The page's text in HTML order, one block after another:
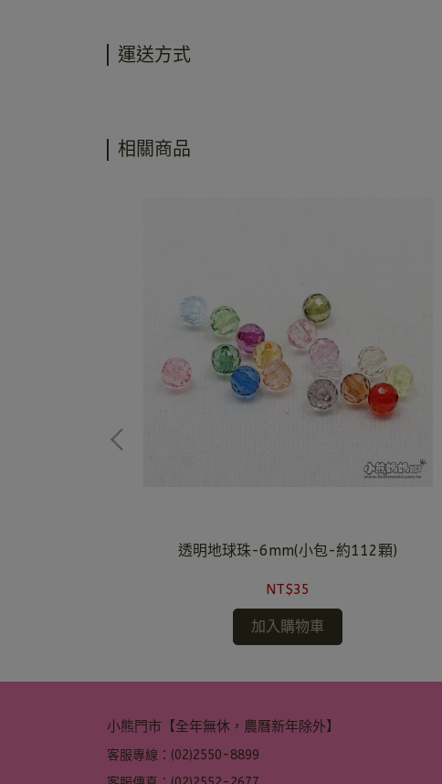
運送方式
相關商品
透明地球珠-6mm(小包-約112顆)
NT$35
加入購物車
小熊門市【全年無休，農曆新年除外】
客服專線：(02)2550-8899